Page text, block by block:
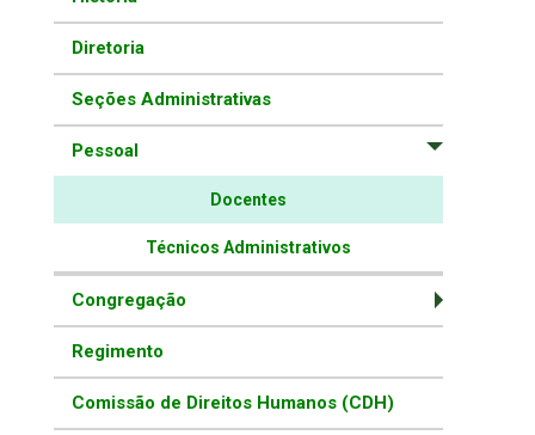
Diretoria
Seções Administrativas
Pessoal
Docentes
Técnicos Administrativos
Congregação
Regimento
Comissão de Direitos Humanos (CDH)